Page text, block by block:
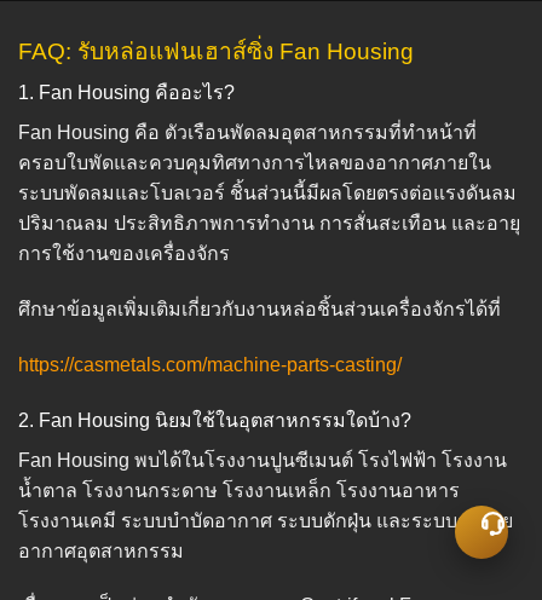
FAQ: รับหล่อแฟนเฮาส์ซิ่ง Fan Housing
1. Fan Housing คืออะไร?
Fan Housing คือ ตัวเรือนพัดลมอุตสาหกรรมที่ทำหน้าที่
ครอบใบพัดและควบคุมทิศทางการไหลของอากาศภายใน
ระบบพัดลมและโบลเวอร์ ชิ้นส่วนนี้มีผลโดยตรงต่อแรงดันลม
ปริมาณลม ประสิทธิภาพการทำงาน การสั่นสะเทือน และอายุ
การใช้งานของเครื่องจักร
ศึกษาข้อมูลเพิ่มเติมเกี่ยวกับงานหล่อชิ้นส่วนเครื่องจักรได้ที่
https://casmetals.com/machine-parts-casting/
2. Fan Housing นิยมใช้ในอุตสาหกรรมใดบ้าง?
Fan Housing พบได้ในโรงงานปูนซีเมนต์ โรงไฟฟ้า โรงงาน
น้ำตาล โรงงานกระดาษ โรงงานเหล็ก โรงงานอาหาร
โรงงานเคมี ระบบบำบัดอากาศ ระบบดักฝุ่น และระบบระบาย
อากาศอุตสาหกรรม